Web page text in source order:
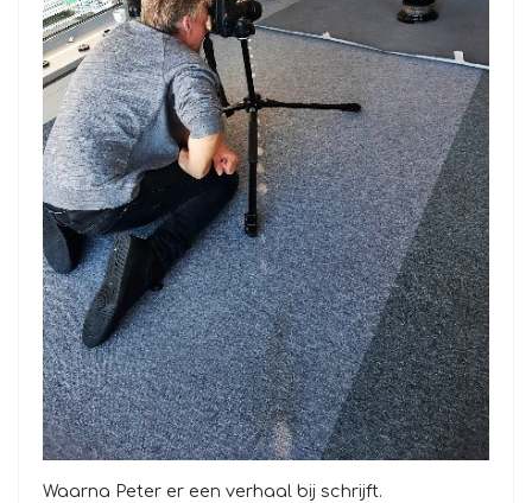
Waarna Peter er een verhaal bij schrijft.